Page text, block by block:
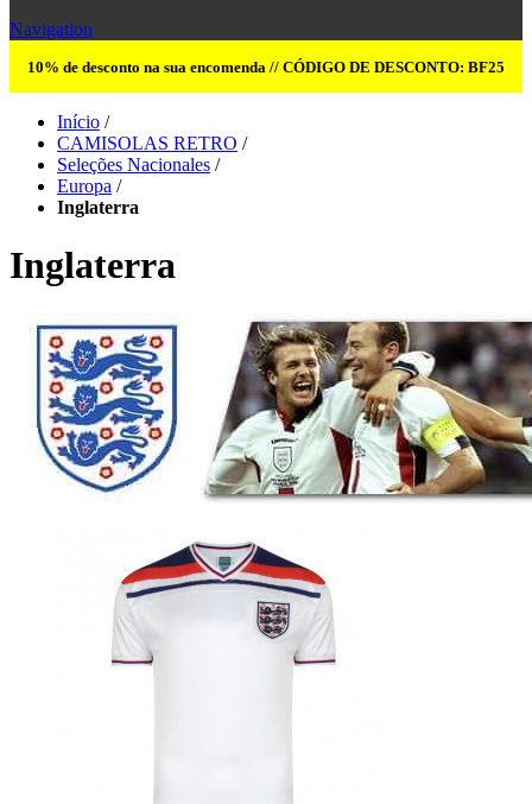
Navigation
10% de desconto na sua encomenda // CÓDIGO DE DESCONTO: BF25
Início /
CAMISOLAS RETRO /
Seleções Nacionales /
Europa /
Inglaterra
Inglaterra